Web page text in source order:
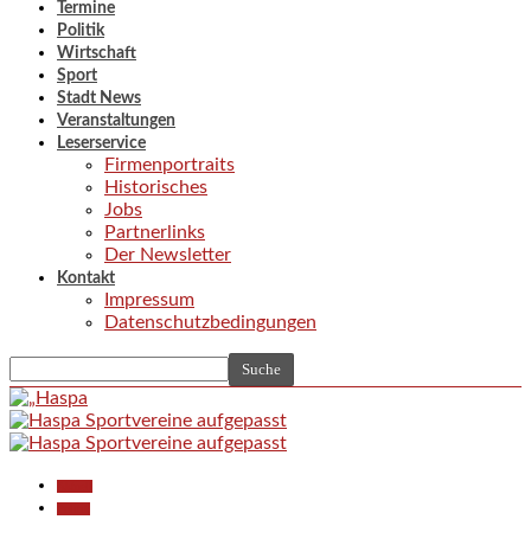
Termine
Politik
Wirtschaft
Sport
Stadt News
Veranstaltungen
Leserservice
Firmenportraits
Historisches
Jobs
Partnerlinks
Der Newsletter
Kontakt
Impressum
Datenschutzbedingungen